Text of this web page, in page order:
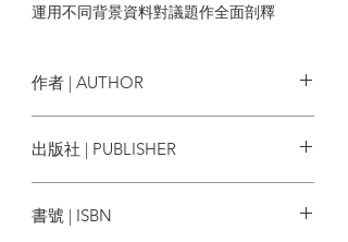
運用不同背景資料對議題作全面剖釋
培養瞭解他人、真誠思辨的公民價值
作者 | AUTHOR
出版社 | PUBLISHER
書號 | ISBN